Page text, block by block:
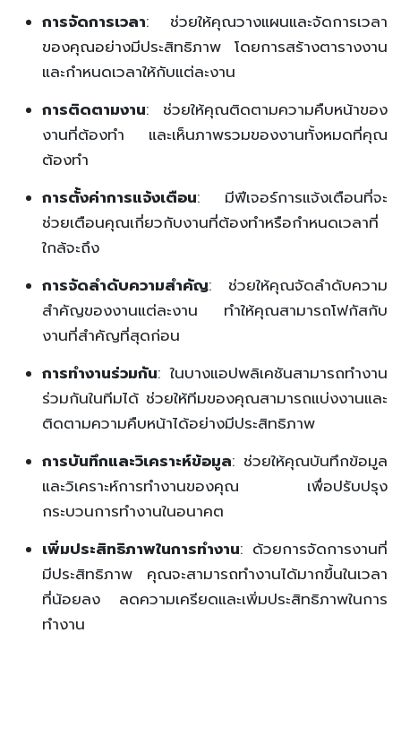
การจัดการเวลา: ช่วยให้คุณวางแผนและจัดการเวลา
ของคุณอย่างมีประสิทธิภาพ โดยการสร้างตารางงาน
และกำหนดเวลาให้กับแต่ละงาน
การติดตามงาน: ช่วยให้คุณติดตามความคืบหน้าของ
งานที่ต้องทำ และเห็นภาพรวมของงานทั้งหมดที่คุณ
ต้องทำ
การตั้งค่าการแจ้งเตือน: มีฟีเจอร์การแจ้งเตือนที่จะ
ช่วยเตือนคุณเกี่ยวกับงานที่ต้องทำหรือกำหนดเวลาที่
ใกล้จะถึง
การจัดลำดับความสำคัญ: ช่วยให้คุณจัดลำดับความ
สำคัญของงานแต่ละงาน ทำให้คุณสามารถโฟกัสกับ
งานที่สำคัญที่สุดก่อน
การทำงานร่วมกัน: ในบางแอปพลิเคชันสามารถทำงาน
ร่วมกันในทีมได้ ช่วยให้ทีมของคุณสามารถแบ่งงานและ
ติดตามความคืบหน้าได้อย่างมีประสิทธิภาพ
การบันทึกและวิเคราะห์ข้อมูล: ช่วยให้คุณบันทึกข้อมูล
และวิเคราะห์การทำงานของคุณ เพื่อปรับปรุง
กระบวนการทำงานในอนาคต
เพิ่มประสิทธิภาพในการทำงาน: ด้วยการจัดการงานที่
มีประสิทธิภาพ คุณจะสามารถทำงานได้มากขึ้นในเวลา
ที่น้อยลง ลดความเครียดและเพิ่มประสิทธิภาพในการ
ทำงาน